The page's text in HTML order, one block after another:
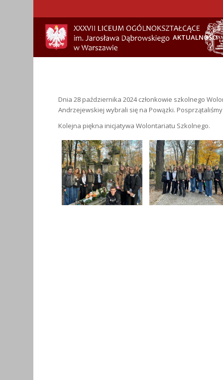
AKTUALNOŚCI
Dnia 28 października 2024 członkowie szkolnego
Andrzejewskiej wybrali się na Powązki.
Kolejna piękna inicjatywa Wolontariatu Szkolnego.